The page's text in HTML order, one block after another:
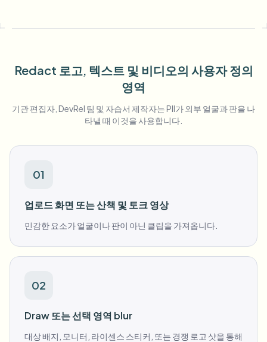
여러 동영상을 한 번에 처리
비디오 인텔리전스
Redact 로고, 텍스트 및 비디오의 사용자 정의
영역
기관 편집자, DevRel 팀 및 자습서 제작자는 PII가 외부 얼굴과 판을 나
타낼 때 이것을 사용합니다.
01
업로드 화면 또는 산책 및 토크 영상
민감한 요소가 얼굴이나 판이 아닌 클립을 가져옵니다.
02
Draw 또는 선택 영역 blur
대상 배지, 모니터, 라이센스 스티커, 또는 경쟁 로고 샷을 통해